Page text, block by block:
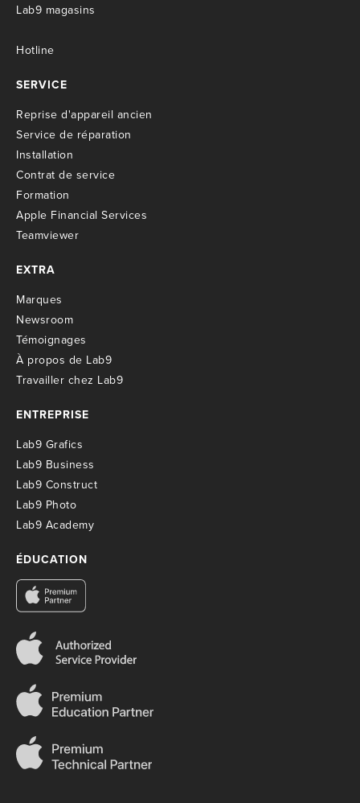
Lab9 magasins
Hotline
SERVICE
Reprise d'appareil ancien
Service de réparation
Installation
Contrat de service
Formation
Apple Financial Services
Teamviewer
EXTRA
Marques
Newsroom
Témoignages
À propos de Lab9
Travailler chez Lab9
ENTREPRISE
Lab9 Grafics
Lab9 Business
Lab9 Construct
Lab9 Photo
Lab9 Academy
ÉDUCATION